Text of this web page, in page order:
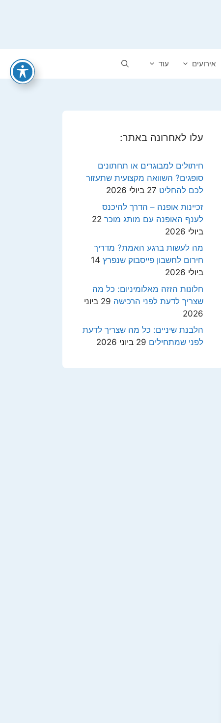
אירועים עוד
עלו לאחרונה באתר:
חיתולים למבוגרים או תחתונים
סופגים? השוואה מקצועית שתעזור
לכם להחליט 27 ביולי 2026
זכיינות אופנה – הדרך להיכנס
לענף האופנה עם מותג מוכר 22
ביולי 2026
מה לעשות ברגע האמת? מדריך
חירום לחשבון פייסבוק שנפרץ 14
ביולי 2026
חלונות הזזה מאלומיניום: כל מה
שצריך לדעת לפני הרכישה
29 ביוני
2026
הלבנת שיניים: כל מה שצריך לדעת
לפני שמתחילים 29 ביוני 2026